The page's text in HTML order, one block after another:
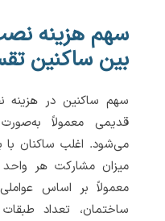
سهم هزینه
بین ساکنین
سهم ساکنین در هزینه
قدیمی معمولاً
می‌شود. اغلب ساکنان با
میزان مشارکت هر
معمولاً بر اساس
ساختمان، تعداد